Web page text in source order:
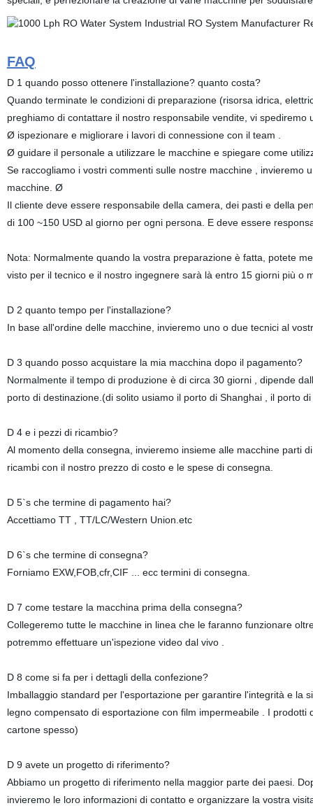
FAQ
D 1 quando posso ottenere l'installazione? quanto costa?
Quando terminate le condizioni di preparazione (risorsa idrica,
preghiamo di contattare il nostro responsabile vendite, vi spediremo
Ø ispezionare e migliorare i lavori di connessione con il team .
Ø guidare il personale a utilizzare le macchine e spiegare come
Se raccogliamo i vostri commenti sulle nostre macchine ,
macchine. Ø
Il cliente deve essere responsabile della camera, dei pasti e della
di 100 ~150 USD al giorno per ogni persona. E deve essere
Nota: Normalmente quando la vostra preparazione è fatta, potete
visto per il tecnico e il nostro ingegnere sarà là entro 15 giorni più o
D 2 quanto tempo per l'installazione?
In base all'ordine delle macchine, invieremo uno o due tecnici al
D 3 quando posso acquistare la mia macchina dopo il pagamento?
Normalmente il tempo di produzione è di circa 30 giorni , dipende
porto di destinazione.(di solito usiamo il porto di Shanghai , il porto
D 4 e i pezzi di ricambio?
Al momento della consegna, invieremo insieme alle macchine parti
ricambi con il nostro prezzo di costo e le spese di consegna.
D 5`s che termine di pagamento hai?
Accettiamo TT , TT/LC/Western Union.etc
D 6`s che termine di consegna?
Forniamo EXW,FOB,cfr,CIF ... ecc termini di consegna.
D 7 come testare la macchina prima della consegna?
Collegeremo tutte le macchine in linea che le faranno funzionare
potremmo effettuare un'ispezione video dal vivo .
D 8 come si fa per i dettagli della confezione?
Imballaggio standard per l'esportazione per garantire l'integrità e la
legno compensato di esportazione con film impermeabile . I
cartone spesso)
D 9 avete un progetto di riferimento?
Abbiamo un progetto di riferimento nella maggior parte dei paesi.
invieremo le loro informazioni di contatto e organizzare la vostra